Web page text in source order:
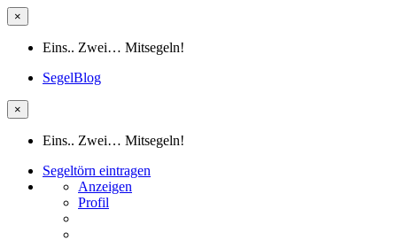
×
Eins.. Zwei… Mitsegeln!
SegelBlog
×
Eins.. Zwei… Mitsegeln!
Segeltörn eintragen
Anzeigen
Profil